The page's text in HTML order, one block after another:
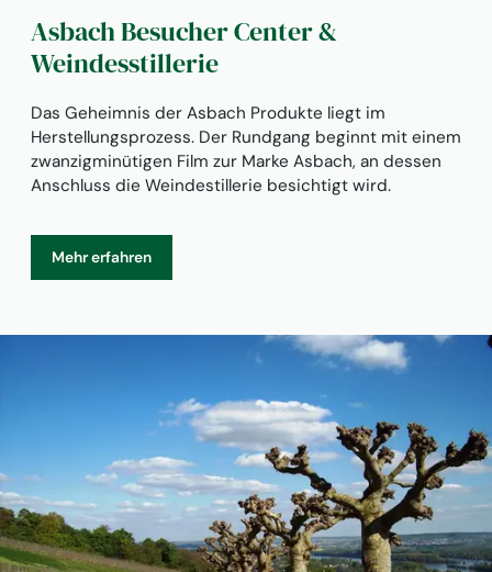
Asbach Besucher Center &
Weindesstillerie
Das Geheimnis der Asbach Produkte liegt im
Herstellungsprozess. Der Rundgang beginnt mit einem
zwanzigminütigen Film zur Marke Asbach, an dessen
Anschluss die Weindestillerie besichtigt wird.
Mehr erfahren